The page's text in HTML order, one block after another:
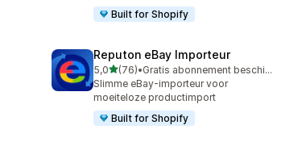
Built for Shopify
Reputon eBay Importeur
5,0van 5 sterren
(76)
76 recensies in totaal
•
Gratis abonnement beschikbaar
Slimme eBay-importeur voor
moeiteloze productimport
Built for Shopify